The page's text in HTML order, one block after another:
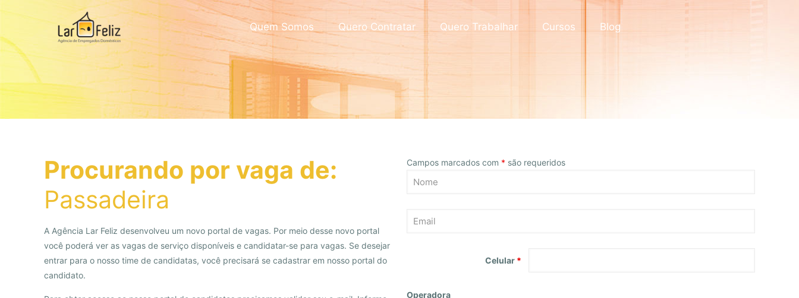
Quem Somos Quero Contratar Quero Trabalhar Cursos Blog
Procurando por vaga de:
Passadeira
A Agência Lar Feliz desenvolveu um novo portal de vagas. Por meio desse novo portal
você poderá ver as vagas de serviço disponíveis e candidatar-se para vagas. Se desejar
entrar para o nosso time de candidatas, você precisará se cadastrar em nosso portal do
candidato.
Campos marcados com * são requeridos
Celular *
Operadora